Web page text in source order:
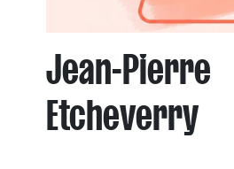
Jean-Pierre
Etcheverry